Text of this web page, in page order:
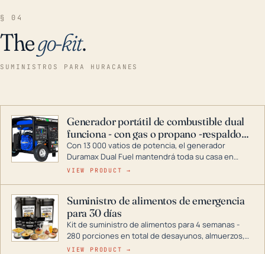
§ 04
Thego-kit.
SUMINISTROS PARA HURACANES
Generador portátil de combustible dual
funciona - con gas o propano -respaldo
para el hogar
Con 13 000 vatios de potencia, el generador
Duramax Dual Fuel mantendrá toda su casa en
funcionamiento durante una tormenta o un corte
combustible dual, con una gama completa que
abarca desde inversores digitales hasta
generadores que pueden alimentar toda su casa.
VIEW PRODUCT →
Suministro de alimentos de emergencia
para 30 días
Kit de suministro de alimentos para 4 semanas -
280 porciones en total de desayunos, almuerzos,
cenas y postres. Se puede almacenar durante
VIEW PRODUCT →